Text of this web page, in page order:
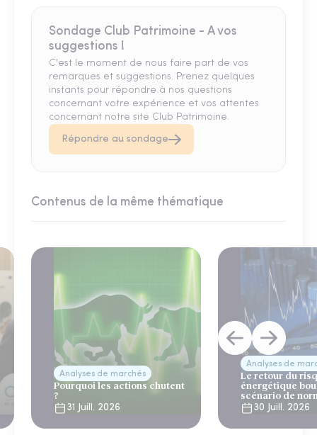
Sondage Club Patrimoine - A vos
suggestions !
C'est le moment de nous faire part de vos
remarques et suggestions. Prenez quelques
instants pour répondre à nos questions
concernant votre expérience et vos attentes
concernant notre site Club Patrimoine.
Répondre au sondage
Contenus de la même thématique
Analyses de marchés
Pourquoi les actions chutent
?
31 Juill. 2026
Analyses de
Le retour du
énergétique
scénario de
30 Juill. 2026